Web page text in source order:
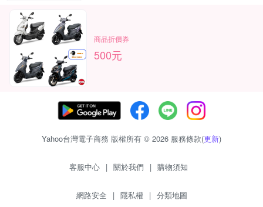
商品折價券
500元
Yahoo台灣電子商務 版權所有 © 2026 服務條款(更新)
客服中心 | 關於我們 | 購物須知
網路安全 | 隱私權 | 分類地圖